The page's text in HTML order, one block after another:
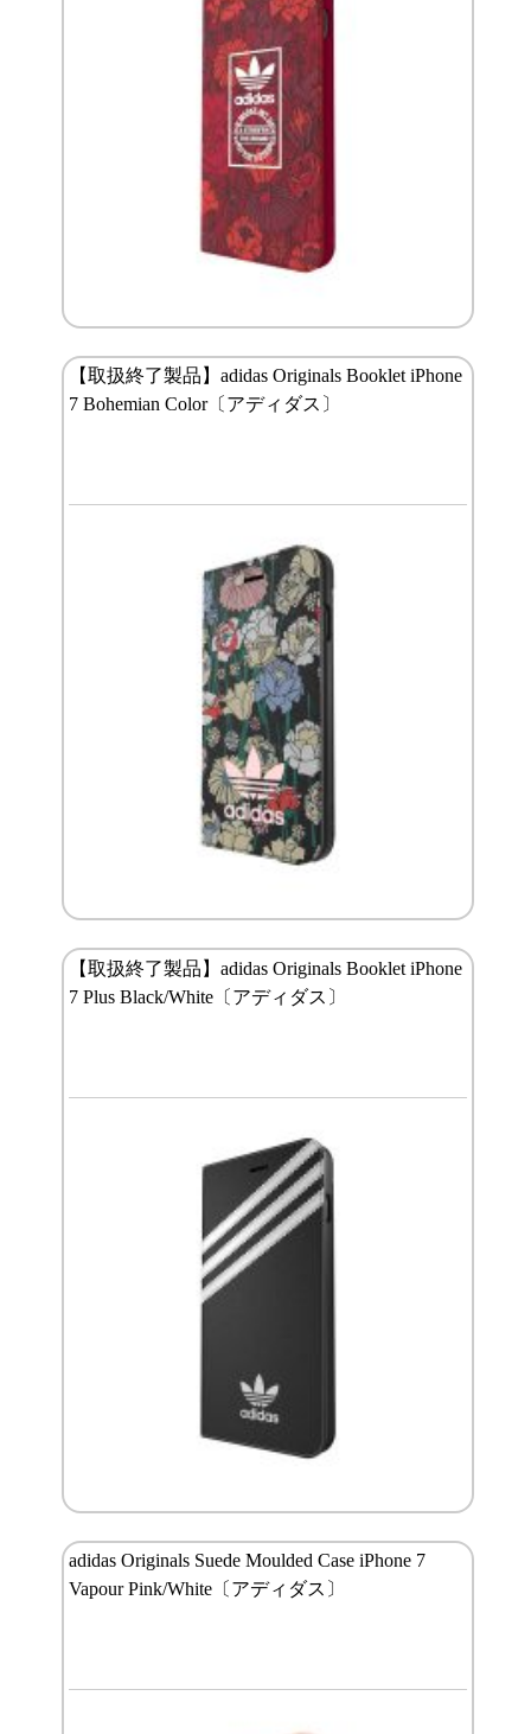
【取扱終了製品】adidas Originals Booklet iPhone
7 Bohemian Color〔アディダス〕
【取扱終了製品】adidas Originals Booklet iPhone
7 Plus Black/White〔アディダス〕
adidas Originals Suede Moulded Case iPhone 7
Vapour Pink/White〔アディダス〕